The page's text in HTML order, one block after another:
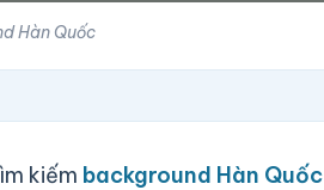
Hàn Quốc
kiếm background Hàn Quốc